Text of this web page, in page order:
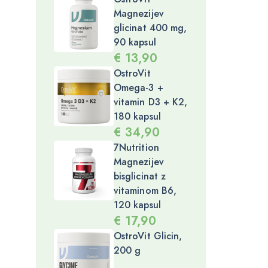
Magnezijev
glicinat 400 mg,
90 kapsul
€ 13,90
OstroVit
Omega-3 +
vitamin D3 + K2,
180 kapsul
€ 34,90
7Nutrition
Magnezijev
bisglicinat z
vitaminom B6,
120 kapsul
€ 17,90
OstroVit Glicin,
200 g